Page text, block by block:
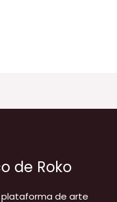
de Roko
plataforma de arte